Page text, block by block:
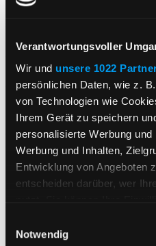
Verantwortungsvoller
Wir und unsere 1022
persönlichen Daten, wie z.
von Technologien wie
Ihrem Gerät zu speichern
personalisierte Werbung
Werbung und Inhalten,
Entwicklung von Angeboten
entscheiden darüber, wer
Trigger Symbol ändern oder
Notwendig
Säure g/l 6.3
Lagerpotential bis zu 2
Gebinde in Liter 0.75
Anbaugebiete Baden
Ursprungsland